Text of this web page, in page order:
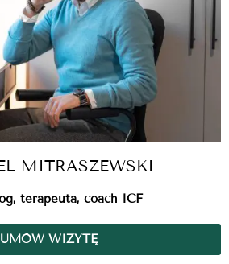
MITRASZEWSKI
terapeuta, coach ICF
UMÓW WIZYTĘ